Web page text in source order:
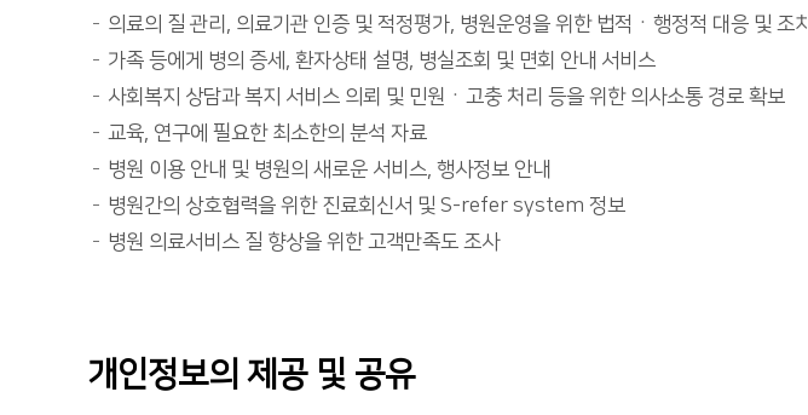
의료의 질 관리, 의료기관 인증 및 적정평가, 병원운영을 위한 법적ㆍ행정적 대응 및 조치
가족 등에게 병의 증세, 환자상태 설명, 병실조회 및 면회 안내 서비스
사회복지 상담과 복지 서비스 의뢰 및 민원ㆍ고충 처리 등을 위한 의사소통 경로 확보
교육, 연구에 필요한 최소한의 분석 자료
병원 이용 안내 및 병원의 새로운 서비스, 행사정보 안내
병원간의 상호협력을 위한 진료회신서 및 S-refer system 정보
병원 의료서비스 질 향상을 위한 고객만족도 조사
개인정보의 제공 및 공유